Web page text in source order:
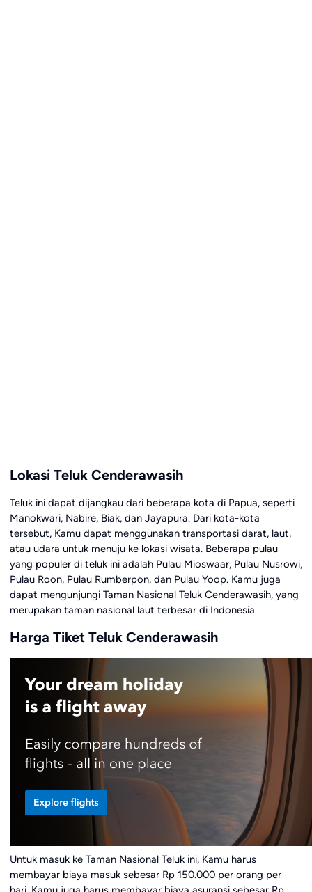
Lokasi Teluk Cenderawasih
Teluk ini dapat dijangkau dari beberapa kota di Papua, seperti
Manokwari, Nabire, Biak, dan Jayapura. Dari kota-kota
tersebut, Kamu dapat menggunakan transportasi darat, laut,
atau udara untuk menuju ke lokasi wisata. Beberapa pulau
yang populer di teluk ini adalah Pulau Mioswaar, Pulau Nusrowi,
Pulau Roon, Pulau Rumberpon, dan Pulau Yoop. Kamu juga
dapat mengunjungi Taman Nasional Teluk Cenderawasih, yang
merupakan taman nasional laut terbesar di Indonesia.
Harga Tiket Teluk Cenderawasih
Untuk masuk ke Taman Nasional Teluk ini, Kamu harus
membayar biaya masuk sebesar Rp 150.000 per orang per